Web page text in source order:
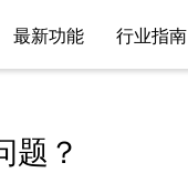
最新功能 行业指南
题？